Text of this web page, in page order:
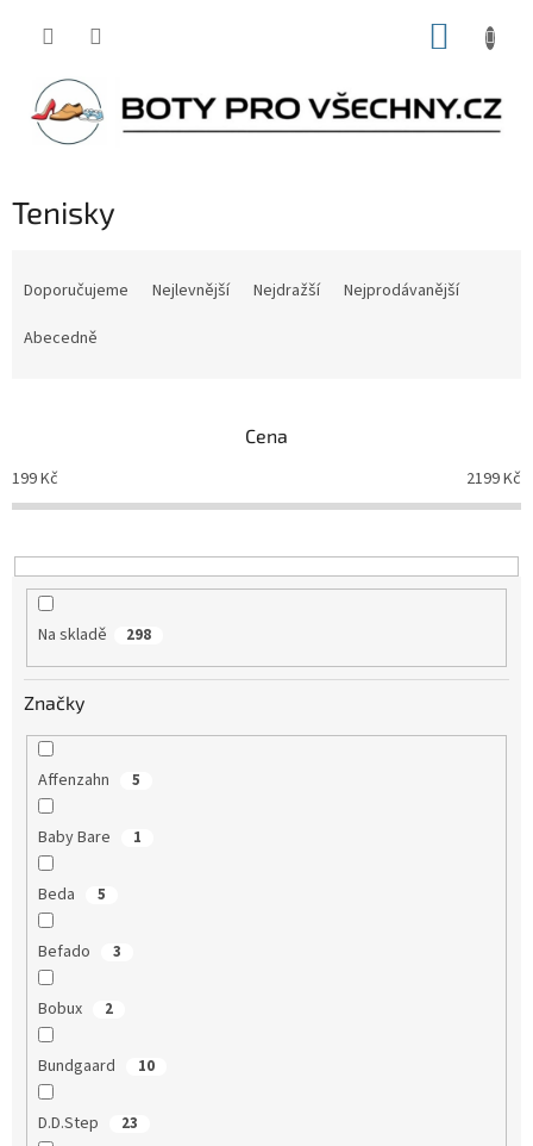
Tenisky
o
d
k
t
Doporučujeme Nejlevnější Nejdražší
Nejprodávanější
Abecedně
Cena
199Kč 2199Kč
Na skladě 298
Značky
Affenzahn 5
Baby Bare 1
Beda 5
Befado 3
Bobux 2
Bundgaard 10
D.D.Step 23